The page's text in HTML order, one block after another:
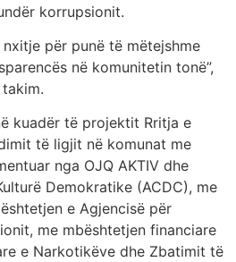
korrupsionit.
për punë të mëtejshme
në komunitetin tonë”,
kuadër të projektit Rritja e
të ligjit në komunat me
nga OJQ AKTIV dhe
Demokratike (ACDC), me
e Agjencisë për
me mbështetjen financiare
e Narkotikëve dhe Zbatimit të